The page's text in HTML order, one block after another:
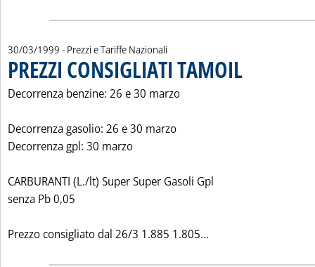
30/03/1999 - Prezzi e Tariffe Nazionali
PREZZI CONSIGLIATI TAMOIL
Decorrenza benzine: 26 e 30 marzo
Decorrenza gasolio: 26 e 30 marzo
Decorrenza gpl: 30 marzo
CARBURANTI (L./lt) Super Super Gasoli Gpl
senza Pb 0,05
Prezzo consigliato dal 26/3 1.885 1.805...